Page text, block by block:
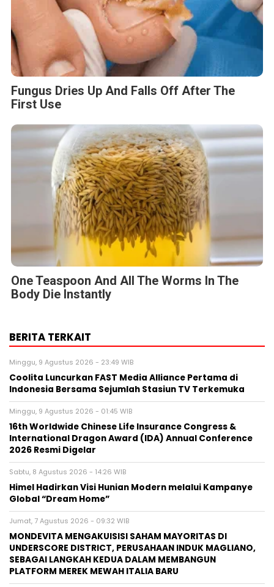
Fungus Dries Up And Falls Off After The
First Use
One Teaspoon And All The Worms In The
Body Die Instantly
BERITA TERKAIT
Minggu, 9 Agustus 2026 - 23:49 WIB
Coolita Luncurkan FAST Media Alliance Pertama di
Indonesia Bersama Sejumlah Stasiun TV Terkemuka
Minggu, 9 Agustus 2026 - 01:45 WIB
16th Worldwide Chinese Life Insurance Congress &
International Dragon Award (IDA) Annual Conference
2026 Resmi Digelar
Sabtu, 8 Agustus 2026 - 14:26 WIB
Himel Hadirkan Visi Hunian Modern melalui Kampanye
Global “Dream Home”
Jumat, 7 Agustus 2026 - 09:32 WIB
MONDEVITA MENGAKUISISI SAHAM MAYORITAS DI
UNDERSCORE DISTRICT, PERUSAHAAN INDUK MAGLIANO,
SEBAGAI LANGKAH KEDUA DALAM MEMBANGUN
PLATFORM MEREK MEWAH ITALIA BARU